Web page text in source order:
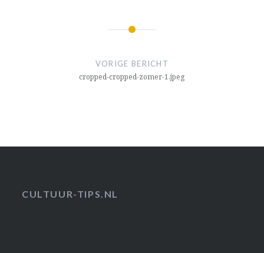
VORIGE BERICHT
cropped-cropped-zomer-1.jpeg
CULTUUR-TIPS.NL